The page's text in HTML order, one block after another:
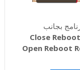
بجانب
Close Reboot
Open Reboot